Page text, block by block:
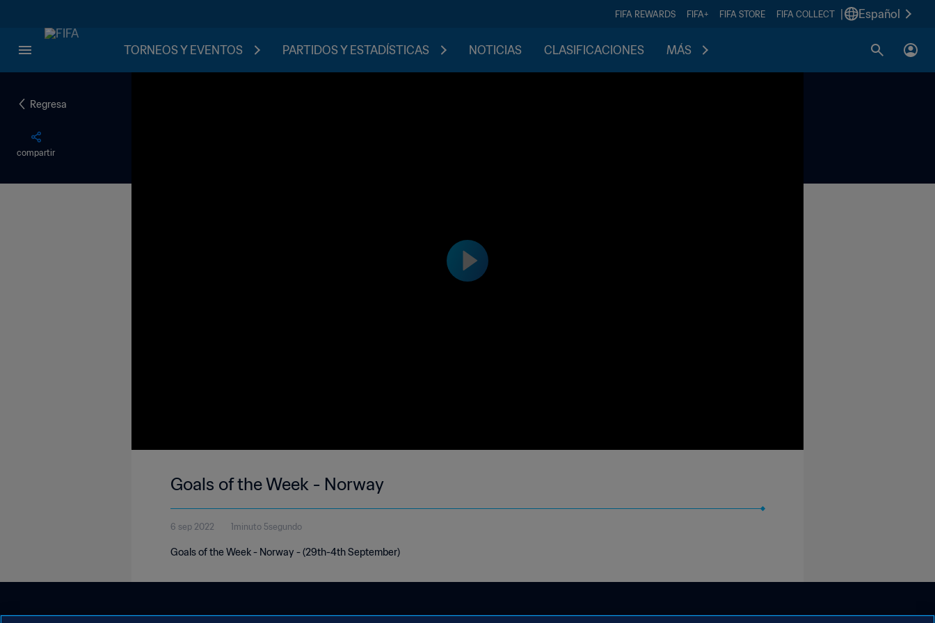
FIFA REWARDS FIFA+ FIFA STORE FIFA COLLECT Español
TORNEOS Y EVENTOS PARTIDOS Y ESTADÍSTICAS NOTICIAS CLASIFICACIONES MÁS
Regresa
compartir
Goals of the Week - Norway
6 sep 2022 1minuto 5segundo
Goals of the Week - Norway - (29th-4th September)